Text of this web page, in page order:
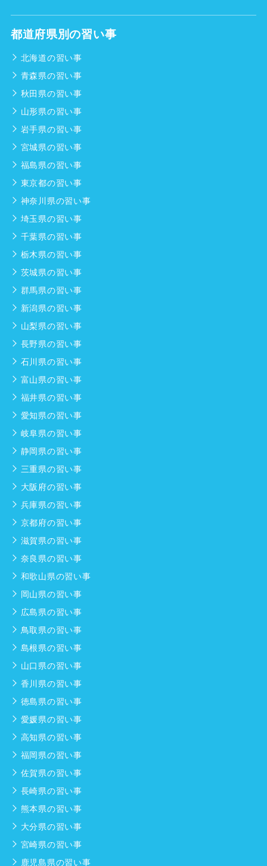
都道府県別の習い事
北海道の習い事
青森県の習い事
秋田県の習い事
山形県の習い事
岩手県の習い事
宮城県の習い事
福島県の習い事
東京都の習い事
神奈川県の習い事
埼玉県の習い事
千葉県の習い事
栃木県の習い事
茨城県の習い事
群馬県の習い事
新潟県の習い事
山梨県の習い事
長野県の習い事
石川県の習い事
富山県の習い事
福井県の習い事
愛知県の習い事
岐阜県の習い事
静岡県の習い事
三重県の習い事
大阪府の習い事
兵庫県の習い事
京都府の習い事
滋賀県の習い事
奈良県の習い事
和歌山県の習い事
岡山県の習い事
広島県の習い事
鳥取県の習い事
島根県の習い事
山口県の習い事
香川県の習い事
徳島県の習い事
愛媛県の習い事
高知県の習い事
福岡県の習い事
佐賀県の習い事
長崎県の習い事
熊本県の習い事
大分県の習い事
宮崎県の習い事
鹿児島県の習い事